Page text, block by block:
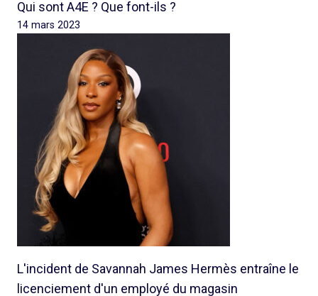
Qui sont A4E ? Que font-ils ?
14 mars 2023
L'incident de Savannah James Hermès entraîne le
licenciement d'un employé du magasin